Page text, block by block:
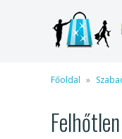
Főoldal